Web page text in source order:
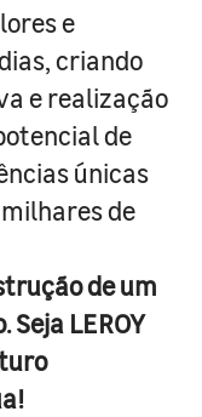
e
criando
e realização
de
únicas
de
de um
LEROY